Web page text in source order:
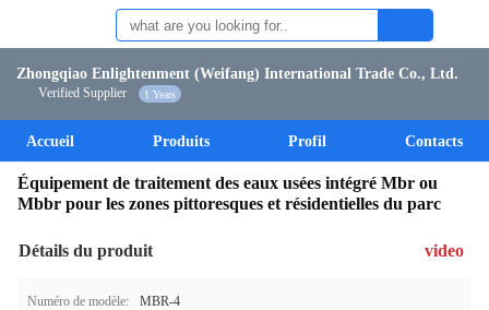
Zhongqiao Enlightenment (Weifang) International Trade Co., Ltd.
Verified Supplier 1 Years
Accueil Produits Profil Contacts
Équipement de traitement des eaux usées intégré Mbr ou
Mbbr pour les zones pittoresques et résidentielles du parc
Détails du produit video
Numéro de modèle:
MBR-4